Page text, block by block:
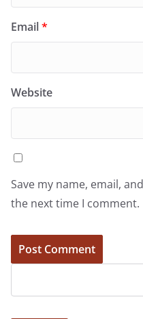
Email*
Website
Save my name, email,
the next time I comment.